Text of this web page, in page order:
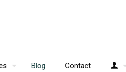
Blog Contact